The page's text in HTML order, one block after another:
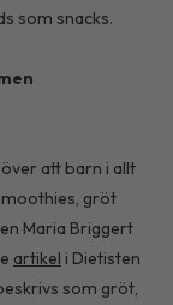
som snacks.
att barn i allt
gröt
Maria Briggert
artikel i Dietisten
som gröt,